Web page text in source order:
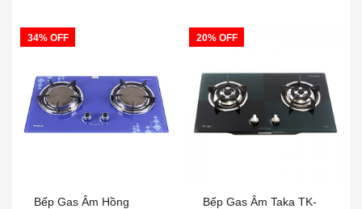
34% OFF
Bếp Gas Âm Hồng
20% OFF
Bếp Gas Âm Taka TK-